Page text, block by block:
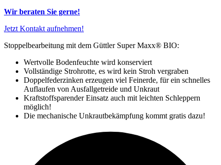
Wir beraten Sie gerne!
Jetzt Kontakt aufnehmen!
Stoppelbearbeitung mit dem Güttler Super Maxx® BIO:
Wertvolle Bodenfeuchte wird konserviert
Vollständige Strohrotte, es wird kein Stroh vergraben
Doppelfederzinken erzeugen viel Feinerde, für ein schnelles
Auflaufen von Ausfallgetreide und Unkraut
Kraftstoffsparender Einsatz auch mit leichten Schleppern
möglich!
Die mechanische Unkrautbekämpfung kommt gratis dazu!